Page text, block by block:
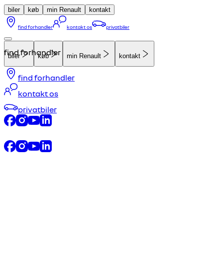
biler køb min Renault kontakt
find forhandler kontakt os privatbiler
biler køb min Renault kontakt
find forhandler
kontakt os
privatbiler
find forhandler